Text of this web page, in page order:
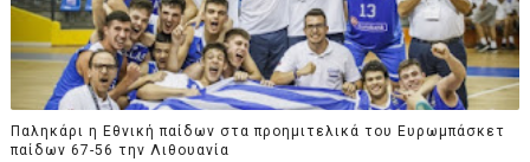
Παληκάρι η Εθνική παίδων στα προημιτελικά του Ευρωμπάσκετ
παίδων 67-56 την Λιθουανία